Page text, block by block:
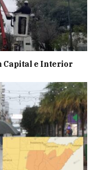
Capital e Interior